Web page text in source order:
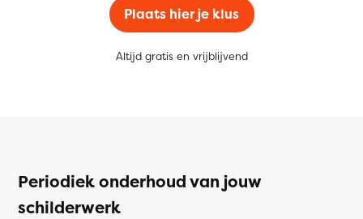
Plaats hier je klus
Altijd gratis en vrijblijvend
Periodiek onderhoud van jouw
schilderwerk